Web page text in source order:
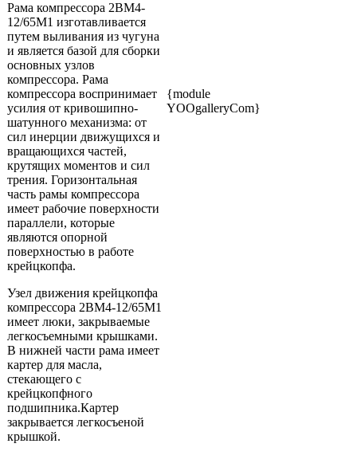
Рама компрессора 2ВМ4-
12/65М1 изготавливается
путем выливания из чугуна
и является базой для сборки
основных узлов
компрессора. Рама
компрессора воспринимает
усилия от кривошипно-
шатунного механизма: от
сил инерции движущихся и
вращающихся частей,
крутящих моментов и сил
трения. Горизонтальная
часть рамы компрессора
имеет рабочие поверхности
параллели, которые
являются опорной
поверхностью в работе
крейцкопфа.
Узел движения крейцкопфа
компрессора 2ВМ4-12/65М1
имеет люки, закрываемые
легкосъемными крышками.
В нижней части рама имеет
картер для масла,
стекающего с
крейцкопфного
подшипника.Картер
закрывается легкосъеной
крышкой.
{module
YOOgalleryCom}